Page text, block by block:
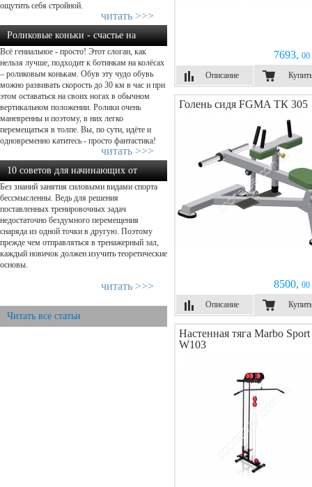
ощутить себя стройной.
читать >>>
Роликовые коньки - счастье на
колёсах....
Всё гениальное - просто! Этот слоган, как
нельзя лучше, подходит к ботинкам на колёсах
– роликовым конькам. Обув эту чудо обувь
можно развивать скорость до 30 км в час и при
этом оставаться на своих ногах в обычном
вертикальном положении. Ролики очень
маневренны и поэтому, в них легко
перемещаться в толпе. Вы, по сути, идёте и
одновременно катитесь - просто фантастика!
читать >>>
10 советов для начинающих от
экспертов в силовом тренин...
Без знаний занятия силовыми видами спорта
бессмысленны. Ведь для решения
поставленных тренировочных задач
недостаточно бездумного перемещения
снаряда из одной точки в другую. Поэтому
прежде чем отправляться в тренажерный зал,
каждый новичок должен изучить теоретические
основы.
читать >>>
Читать все статьи
7693, 00
Описание
Купить
Голень сидя FGMA ТК 305
8500, 00
Описание
Купить
Настенная тяга Marbo
W103